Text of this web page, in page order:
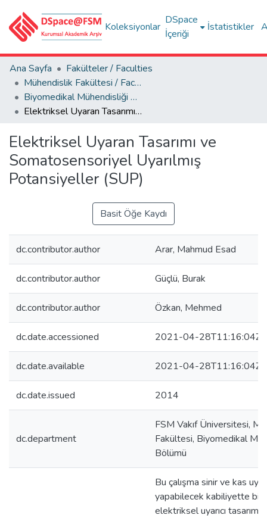
Koleksiyonlar
DSpace
İçeriği
İstatistikler
Ana Sayfa
Fakülteler / Faculties
Mühendislik Fakültesi / Faculty of Engineering
Biyomedikal Mühendisliği Bölümü
Elektriksel Uyaran Tasarımı ve Somatosensoriyel Uyarılmış Potansiyeller (SUP)
Elektriksel Uyaran Tasarımı ve
Somatosensoriyel Uyarılmış
Potansiyeller (SUP)
Basit Öğe Kaydı
dc.contributor.author Arar, Mahmud Esad
dc.contributor.author Güçlü, Burak
dc.contributor.author Özkan, Mehmed
dc.date.accessioned 2021-04-28T11:16:04Z
dc.date.available 2021-04-28T11:16:04Z
dc.date.issued 2014
dc.department
FSM Vakıf Üniversitesi,
Fakültesi, Biyomedikal
Bölümü
Bu çalışma sinir ve kas
yapabilecek kabiliyette bir
elektriksel uyarıcı